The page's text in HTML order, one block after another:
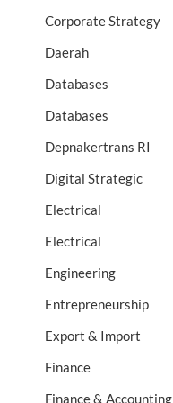
Corporate Strategy
Daerah
Databases
Databases
Depnakertrans RI
Digital Strategic
Electrical
Electrical
Engineering
Entrepreneurship
Export & Import
Finance
Finance & Accounting